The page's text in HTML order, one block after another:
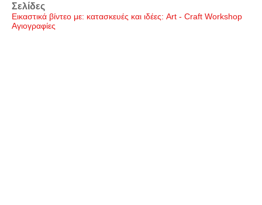
Σελίδες
Εικαστικά βίντεο με: κατασκευές και ιδέες: Art - Craft Workshop
Αγιογραφίες